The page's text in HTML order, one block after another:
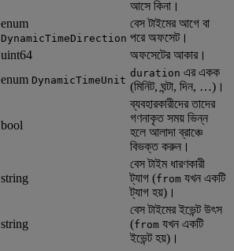
আসে কিনা।
enum
DynamicTimeDirection
বেস টাইমের আগে বা
পরে অফসেট।
uint64 অফসেটের আকার।
enum DynamicTimeUnit
duration এর একক
(মিনিট, ঘন্টা, দিন, …)।
bool
ব্যবহারকারীদের তাদের
গণনাকৃত সময় ভিন্ন
হলে আলাদা ব্রাঞ্চে
বিভক্ত করুন।
string
বেস টাইম ধারণকারী
ট্যাগ (from যখন একটি
ট্যাগ হয়)।
string
বেস টাইমের ইভেন্ট উৎস
(from যখন একটি
ইভেন্ট হয়)।